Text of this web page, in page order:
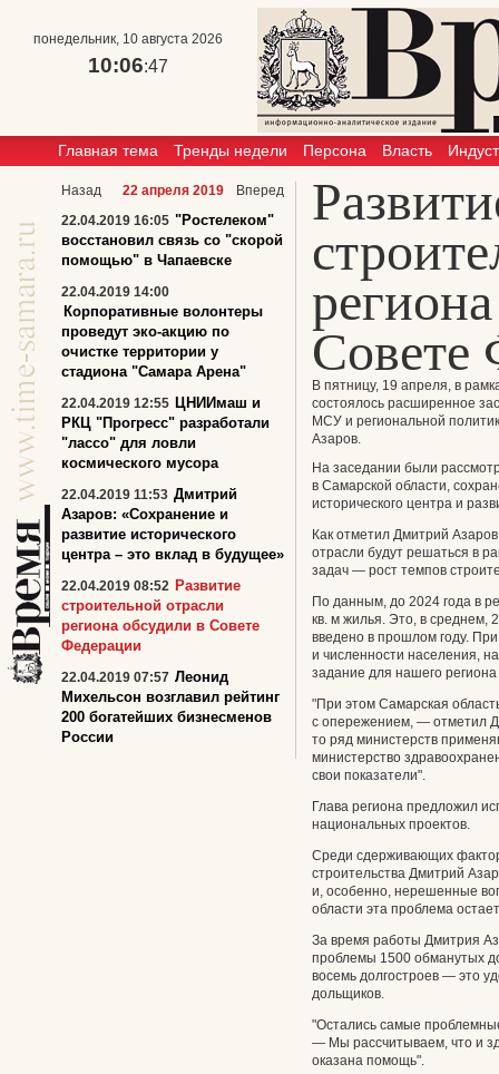
понедельник, 10 августа 2026
10:06:47
Главная тема Тренды недели Персона Власть
Совете
В пятницу, 19 апреля, в
состоялось расширенное
МСУ и региональной
Азаров.
На заседании были
в Самарской области,
исторического центра и
Как отметил Дмитрий
отрасли будут решаться в
задач — рост темпов
По данным, до 2024 года в
кв. м жилья. Это, в среднем,
введено в прошлом году.
и численности населения,
задание для нашего
"При этом Самарская
с опережением, — отметил
то ряд министерств
министерство
свои показатели".
Глава региона предложил
национальных проектов.
Среди сдерживающих
строительства Дмитрий
и, особенно, нерешенные
области эта проблема
За время работы Дмитрия
проблемы 1500 обманутых
восемь долгостроев — это
дольщиков.
"Остались самые
— Мы рассчитываем, что и
оказана помощь".
Назад 22 апреля 2019
Вперед
22.04.2019 16:05 "Ростелеком"
восстановил связь со "скорой
помощью" в Чапаевске
22.04.2019 14:00
Корпоративные волонтеры
проведут эко-акцию по
очистке территории у
стадиона "Самара Арена"
22.04.2019 12:55 ЦНИИмаш и
РКЦ "Прогресс" разработали
"лассо" для ловли
космического мусора
22.04.2019 11:53 Дмитрий
Азаров: «Сохранение и
развитие исторического
центра – это вклад в будущее»
22.04.2019 08:52 Развитие
строительной отрасли
региона обсудили в Совете
Федерации
22.04.2019 07:57 Леонид
Михельсон возглавил рейтинг
200 богатейших бизнесменов
России